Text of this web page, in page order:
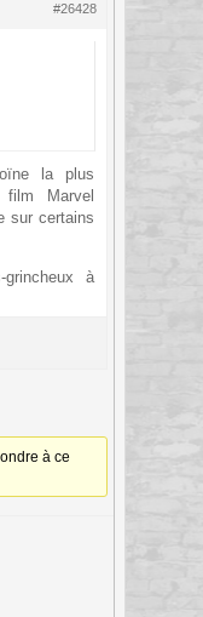
#26428
la plus
Marvel
sur certains
grincheux à
à ce